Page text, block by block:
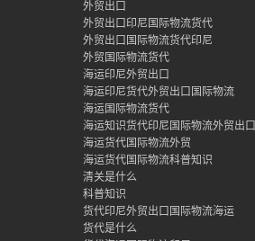
外贸出口
外贸出口印尼国际物流货代
外贸出口国际物流货代印尼
外贸国际物流货代
海运印尼外贸出口
海运印尼货代外贸出口国际物流
海运国际物流货代
海运知识货代印尼国际物流外贸出口
海运货代国际物流外贸
海运货代国际物流科普知识
清关是什么
科普知识
货代印尼外贸出口国际物流海运
货代是什么